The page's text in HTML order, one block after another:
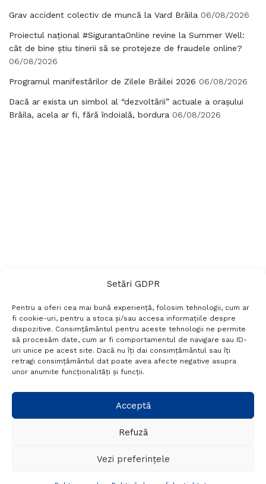
Setări GDPR
Pentru a oferi cea mai bună experiență, folosim tehnologii, cum ar
fi cookie-uri, pentru a stoca și/sau accesa informațiile despre
dispozitive. Consimțământul pentru aceste tehnologii ne permite
să procesăm date, cum ar fi comportamentul de navigare sau ID-
uri unice pe acest site. Dacă nu îți dai consimțământul sau îți
retragi consimțământul dat poate avea afecte negative asupra
unor anumite funcționalități și funcții.
Acceptă
Refuză
Vezi preferințele
Grav accident colectiv de muncă la Vard Brăila 06/08/2026
Proiectul național #SigurantaOnline revine la Summer Well:
cât de bine știu tinerii să se protejeze de fraudele online?
06/08/2026
Programul manifestărilor de Zilele Brăilei 2026 06/08/2026
Dacă ar exista un simbol al “dezvoltării” actuale a orașului
Brăila, acela ar fi, fără îndoială, bordura 06/08/2026
Termeni si conditii
Politică de confidențialitate
Politica cookies
Setări GDPR
+40 788 760 194